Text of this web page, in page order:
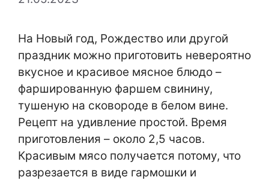
На Новый год, Рождество или другой
праздник можно приготовить невероятно
вкусное и красивое мясное блюдо –
фаршированную фаршем свинину,
тушеную на сковороде в белом вине.
Рецепт на удивление простой. Время
приготовления – около 2,5 часов.
Красивым мясо получается потому, что
разрезается в виде гармошки и